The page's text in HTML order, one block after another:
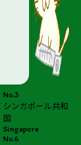
No.3
シンガポール共和
国
Singapore
No.6